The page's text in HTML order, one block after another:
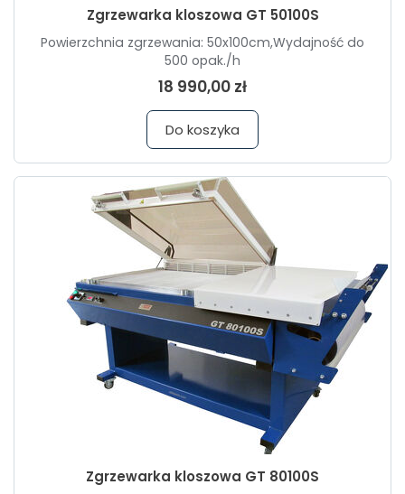
Zgrzewarka kloszowa GT 50100S
Powierzchnia zgrzewania: 50x100cm,Wydajność do
500 opak./h
18 990,00 zł
Do koszyka
Zgrzewarka kloszowa GT 80100S